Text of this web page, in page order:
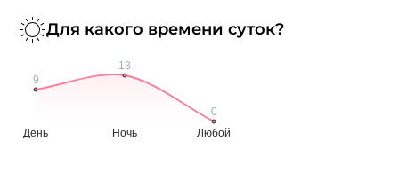
Для какого времени суток?